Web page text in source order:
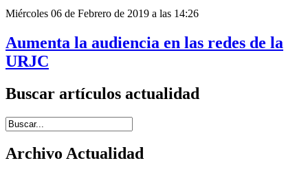
Miércoles 06 de Febrero de 2019 a las 14:26
Aumenta la audiencia en las redes de la
URJC
Buscar artículos actualidad
Introduce términos de búsqueda
Archivo Actualidad